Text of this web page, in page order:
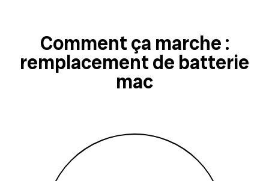
Comment ça marche :
remplacement de batterie
mac